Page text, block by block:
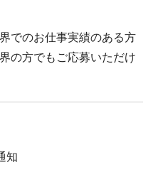
でのお仕事実績のある方
の方でもご応募いただけ
知